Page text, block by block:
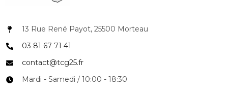
13 Rue René Payot, 25500 Morteau
03 81 67 71 41
contact@tcg25.fr
Mardi - Samedi / 10:00 - 18:30